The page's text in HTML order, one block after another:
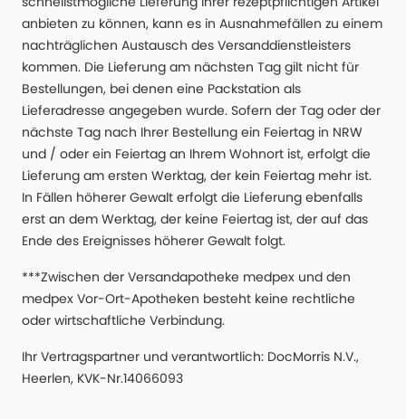
anbieten zu können, kann es in Ausnahmefällen zu einem
nachträglichen Austausch des Versanddienstleisters
kommen. Die Lieferung am nächsten Tag gilt nicht für
Bestellungen, bei denen eine Packstation als
Lieferadresse angegeben wurde. Sofern der Tag oder der
nächste Tag nach Ihrer Bestellung ein Feiertag in NRW
und / oder ein Feiertag an Ihrem Wohnort ist, erfolgt die
Lieferung am ersten Werktag, der kein Feiertag mehr ist.
In Fällen höherer Gewalt erfolgt die Lieferung ebenfalls
erst an dem Werktag, der keine Feiertag ist, der auf das
Ende des Ereignisses höherer Gewalt folgt.
***Zwischen der Versandapotheke medpex und den
medpex Vor-Ort-Apotheken besteht keine rechtliche
oder wirtschaftliche Verbindung.
Ihr Vertragspartner und verantwortlich: DocMorris N.V.,
Heerlen, KVK-Nr.14066093